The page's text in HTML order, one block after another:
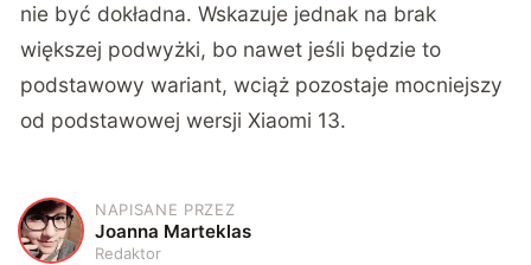
nie być dokładna. Wskazuje jednak na brak
większej podwyżki, bo nawet jeśli będzie to
podstawowy wariant, wciąż pozostaje mocniejszy
od podstawowej wersji Xiaomi 13.
J
NAPISANE PRZEZ
Joanna Marteklas
Redaktor